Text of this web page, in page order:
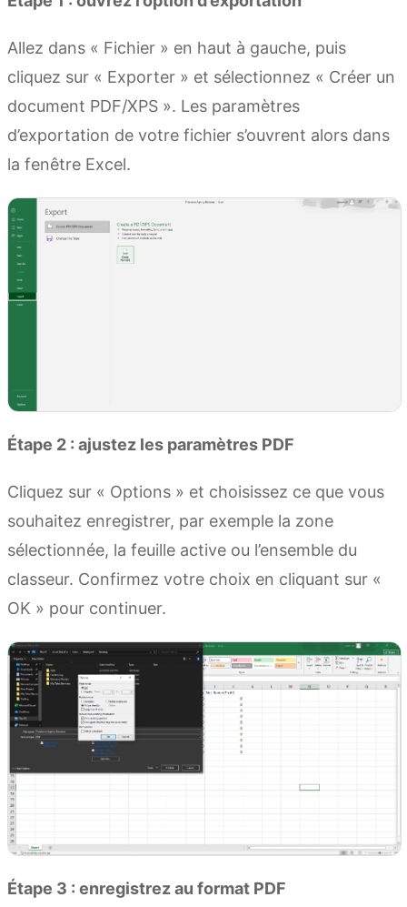
Allez dans « Fichier » en haut à gauche, puis
cliquez sur « Exporter » et sélectionnez « Créer un
document PDF/XPS ». Les paramètres
d’exportation de votre fichier s’ouvrent alors dans
la fenêtre Excel.
Étape 2 : ajustez les paramètres PDF
Cliquez sur « Options » et choisissez ce que vous
souhaitez enregistrer, par exemple la zone
sélectionnée, la feuille active ou l’ensemble du
classeur. Confirmez votre choix en cliquant sur «
OK » pour continuer.
Étape 3 : enregistrez au format PDF